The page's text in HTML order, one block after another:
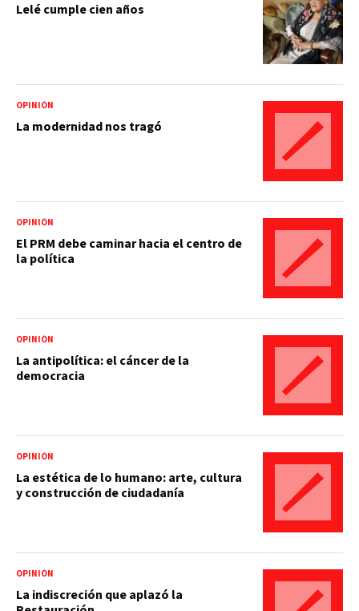
Lelé cumple cien años
OPINIÓN
La modernidad nos tragó
OPINIÓN
El PRM debe caminar hacia el centro de
la política
OPINIÓN
La antipolítica: el cáncer de la
democracia
OPINIÓN
La estética de lo humano: arte, cultura
y construcción de ciudadanía
OPINIÓN
La indiscreción que aplazó la